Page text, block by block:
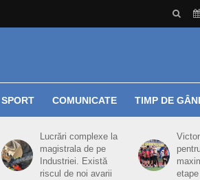
SPORT COMUNICATE TIMP DE
Lucrări complexe la
magistrala de pe
Industriei. Există
riscul de noi avarii
etape